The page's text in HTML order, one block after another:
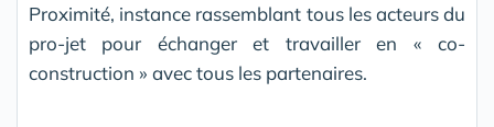
Proximité, instance rassemblant tous les acteurs du
pro-jet pour échanger et travailler en « co-
construction » avec tous les partenaires.